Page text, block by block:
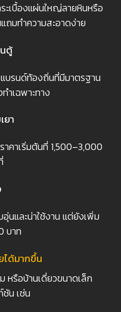
ะเบื้องแผ่นใหญ่ลายหินหรือ
ถมทำความสะอาดง่าย
ตู้
บรนด์ท้องถิ่นที่มีมาตรฐาน
ำเฉพาะทาง
ยา
คาเริ่มต้นที่ 1,500–3,000
นและน่าใช้งาน แต่ยังเพิ่ม
บาท
ได้มากขึ้น
หรือบ้านเดี่ยวขนาดเล็ก
น เช่น